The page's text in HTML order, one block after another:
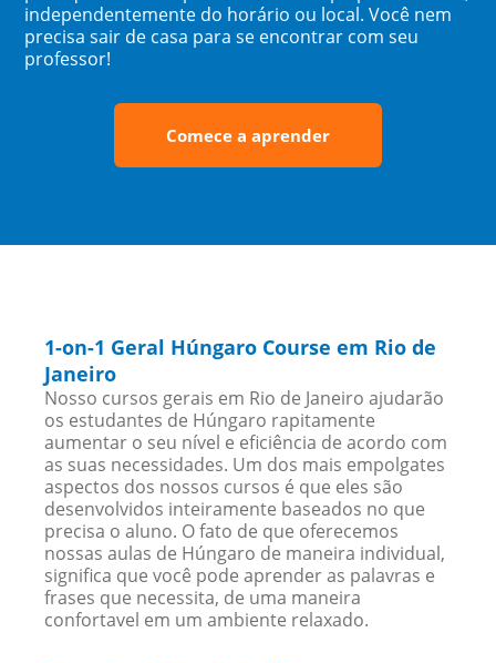
independentemente do horário ou local. Você nem
precisa sair de casa para se encontrar com seu
professor!
Comece a aprender
1-on-1 Geral Húngaro Course em Rio de
Janeiro
Nosso cursos gerais em Rio de Janeiro ajudarão
os estudantes de Húngaro rapitamente
aumentar o seu nível e eficiência de acordo com
as suas necessidades. Um dos mais empolgates
aspectos dos nossos cursos é que eles são
desenvolvidos inteiramente baseados no que
precisa o aluno. O fato de que oferecemos
nossas aulas de Húngaro de maneira individual,
significa que você pode aprender as palavras e
frases que necessita, de uma maneira
confortavel em um ambiente relaxado.